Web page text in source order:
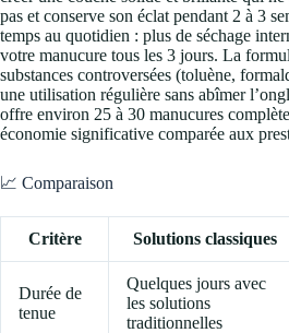
pas et conserve son éclat pendant 2 à 3
temps au quotidien : plus de séchage
votre manucure tous les 3 jours. La
substances controversées (toluène,
une utilisation régulière sans abîmer
offre environ 25 à 30 manucures
économie significative comparée aux
📈 Comparaison
Critère Solutions classiques
Durée de
tenue
Quelques jours avec
les solutions
traditionnelles